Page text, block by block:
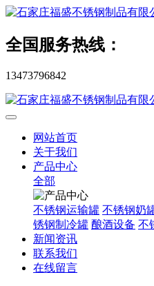
全国服务热线：
13473796842
网站首页
关于我们
产品中心
全部
不锈钢运输罐 不锈钢奶
锈钢制冷罐 酿酒设备 不
新闻资讯
联系我们
在线留言